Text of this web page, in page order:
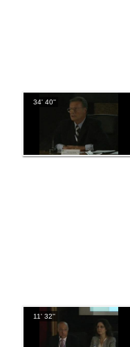
34' 40''
11' 32''